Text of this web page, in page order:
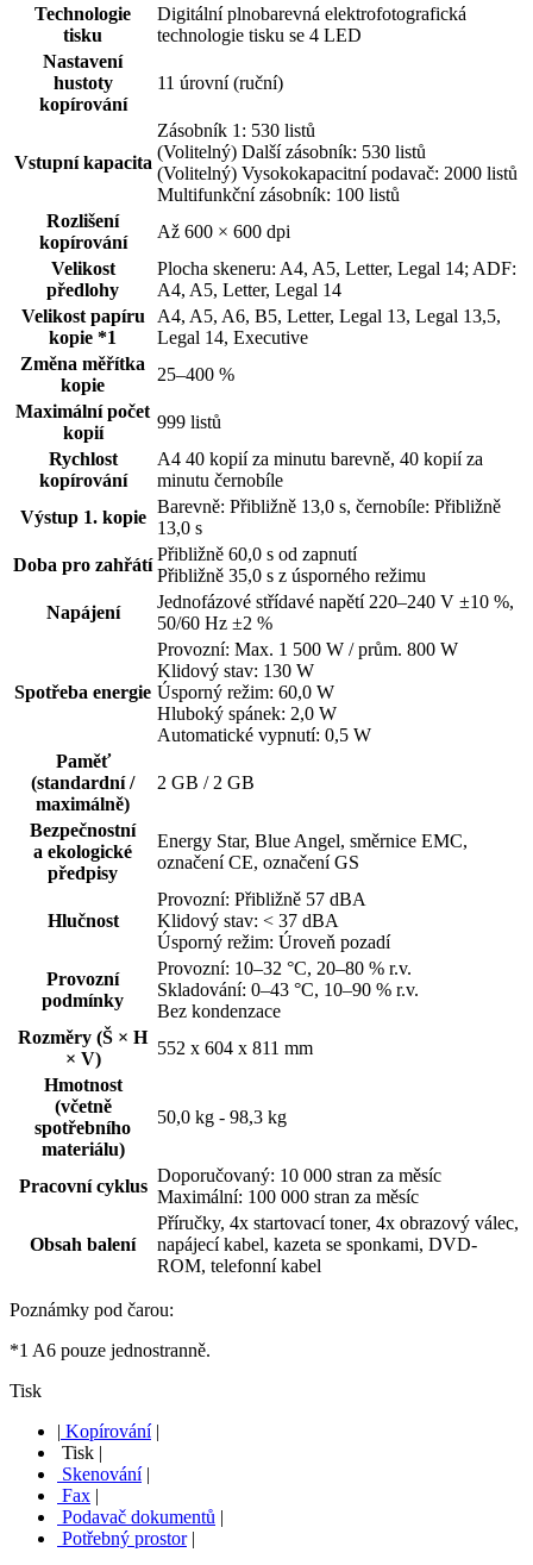
Technologie
tisku
Digitální plnobarevná elektrofotografická
technologie tisku se 4 LED
Nastavení
hustoty
kopírování
11 úrovní (ruční)
Vstupní kapacita
Zásobník 1: 530 listů
(Volitelný) Další zásobník: 530 listů
(Volitelný) Vysokokapacitní podavač: 2000 listů
Multifunkční zásobník: 100 listů
Rozlišení
kopírování
Až 600 × 600 dpi
Velikost
předlohy
Plocha skeneru: A4, A5, Letter, Legal 14; ADF:
A4, A5, Letter, Legal 14
Velikost papíru
kopie *1
A4, A5, A6, B5, Letter, Legal 13, Legal 13,5,
Legal 14, Executive
Změna měřítka
kopie
25–400 %
Maximální počet
kopií
999 listů
Rychlost
kopírování
A4 40 kopií za minutu barevně, 40 kopií za
minutu černobíle
Výstup 1. kopie
Barevně: Přibližně 13,0 s, černobíle: Přibližně
13,0 s
Doba pro zahřátí
Přibližně 60,0 s od zapnutí
Přibližně 35,0 s z úsporného režimu
Napájení
Jednofázové střídavé napětí 220–240 V ±10 %,
50/60 Hz ±2 %
Spotřeba energie
Provozní: Max. 1 500 W / prům. 800 W
Klidový stav: 130 W
Úsporný režim: 60,0 W
Hluboký spánek: 2,0 W
Automatické vypnutí: 0,5 W
Paměť
(standardní /
maximálně)
2 GB / 2 GB
Bezpečnostní
a ekologické
předpisy
Energy Star, Blue Angel, směrnice EMC,
označení CE, označení GS
Hlučnost
Provozní: Přibližně 57 dBA
Klidový stav: < 37 dBA
Úsporný režim: Úroveň pozadí
Provozní
podmínky
Provozní: 10–32 °C, 20–80 % r.v.
Skladování: 0–43 °C, 10–90 % r.v.
Bez kondenzace
Rozměry (Š × H
× V)
552 x 604 x 811 mm
Hmotnost
(včetně
spotřebního
materiálu)
50,0 kg - 98,3 kg
Pracovní cyklus
Doporučovaný: 10 000 stran za měsíc
Maximální: 100 000 stran za měsíc
Obsah balení
Příručky, 4x startovací toner, 4x obrazový válec,
napájecí kabel, kazeta se sponkami, DVD-
ROM, telefonní kabel
Poznámky pod čarou:
*1 A6 pouze jednostranně.
Tisk
| Kopírování|
Tisk |
Skenování|
Fax |
Podavač dokumentů |
Potřebný prostor|